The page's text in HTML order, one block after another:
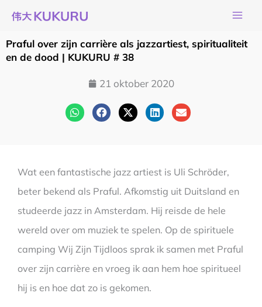
naar
de
inhoud
Praful over zijn carrière als jazzartiest, spiritualiteit
en de dood | KUKURU # 38
21 oktober 2020
Wat een fantastische jazz artiest is Uli Schröder,
beter bekend als Praful. Afkomstig uit Duitsland en
studeerde jazz in Amsterdam. Hij reisde de hele
wereld over om muziek te spelen. Op de spirituele
camping Wij Zijn Tijdloos sprak ik samen met Praful
over zijn carrière en vroeg ik aan hem hoe spiritueel
hij is en hoe dat zo is gekomen.